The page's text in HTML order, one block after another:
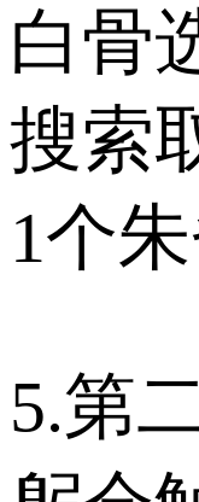
白骨
搜索
1个
5.第